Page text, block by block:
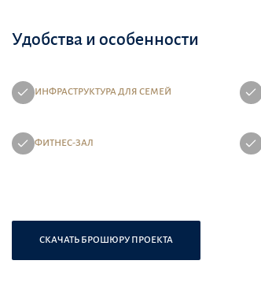
Удобства и особенности
ИНФРАСТРУКТУРА ДЛЯ СЕМЕЙ
ФИТНЕС-ЗАЛ
СКАЧАТЬ БРОШЮРУ ПРОЕКТА